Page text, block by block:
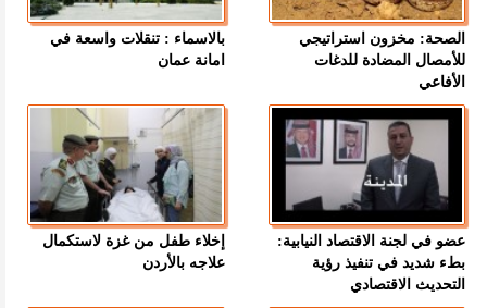
الصحة: مخزون استراتيجي
للأمصال المضادة للدغات
الأفاعي
بالاسماء : تنقلات واسعة في
امانة عمان
عضو في لجنة الاقتصاد النيابية:
بطء شديد في تنفيذ رؤية
التحديث الاقتصادي
إخلاء طفل من غزة لاستكمال
علاجه بالأردن